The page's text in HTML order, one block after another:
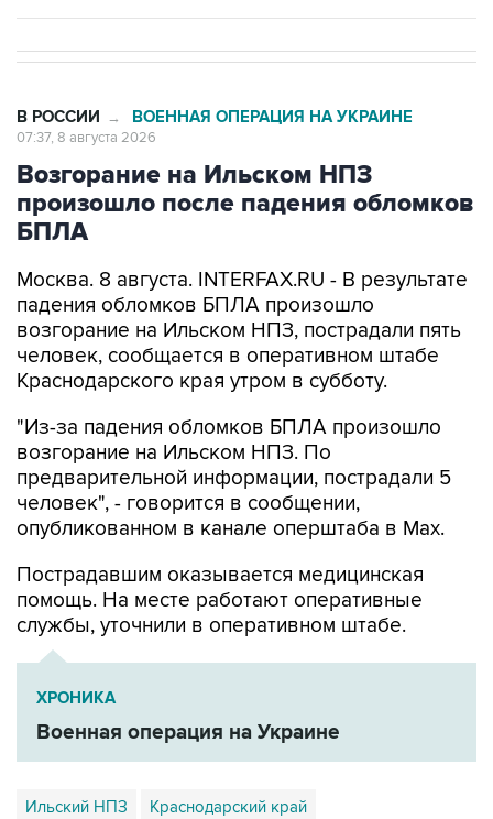
В РОССИИ → ВОЕННАЯ ОПЕРАЦИЯ НА УКРАИНЕ
07:37, 8 августа 2026
Возгорание на Ильском НПЗ
произошло после падения обломков
БПЛА
Москва. 8 августа. INTERFAX.RU - В результате
падения обломков БПЛА произошло
возгорание на Ильском НПЗ, пострадали пять
человек, сообщается в оперативном штабе
Краснодарского края утром в субботу.
"Из-за падения обломков БПЛА произошло
возгорание на Ильском НПЗ. По
предварительной информации, пострадали 5
человек", - говорится в сообщении,
опубликованном в канале оперштаба в Max.
Пострадавшим оказывается медицинская
помощь. На месте работают оперативные
службы, уточнили в оперативном штабе.
ХРОНИКА
Военная операция на Украине
Ильский НПЗ Краснодарский край